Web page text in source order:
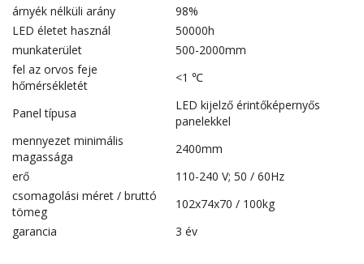
árnyék nélküli arány
98%
LED életet használ
50000h
munkaterület
500-2000mm
fel az orvos feje
hőmérsékletét
<1 ℃
Panel típusa
LED kijelző érintőképernyős
panelekkel
mennyezet minimális
magassága
2400mm
erő
110-240 V; 50 / 60Hz
csomagolási méret / bruttó
tömeg
102x74x70 / 100kg
garancia
3 év